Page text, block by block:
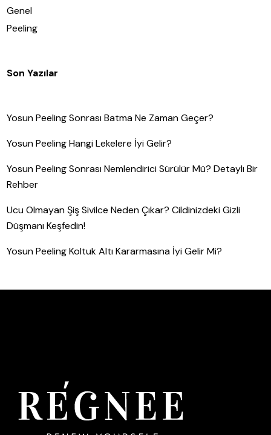
Genel
Peeling
Son Yazılar
Yosun Peeling Sonrası Batma Ne Zaman Geçer?
Yosun Peeling Hangi Lekelere İyi Gelir?
Yosun Peeling Sonrası Nemlendirici Sürülür Mü? Detaylı Bir
Rehber
Ucu Olmayan Şiş Sivilce Neden Çıkar? Cildinizdeki Gizli
Düşmanı Keşfedin!
Yosun Peeling Koltuk Altı Kararmasına İyi Gelir Mi?